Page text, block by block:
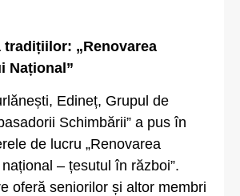
tradițiilor: „Renovarea
Național”
Edineț, Grupul de
Schimbării” a pus în
de lucru „Renovarea
– țesutul în război”.
oferă seniorilor și altor membri